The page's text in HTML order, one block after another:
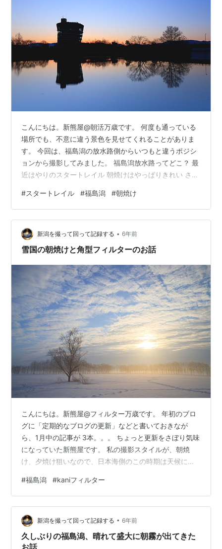
こんにちは。新熊屋@朝活万歳です。 何度も通っている
場所でも、不意に違う景色を見せてくれることがありま
す。 今回は、福島潟の放水路側からいつもと違うポジシ
ョンから撮影してみました。 福島潟放水路ってどこ？ 最
近はやりのスタートレイル 朝焼けはやっぱりきれい さい
つもは潟来亭のほうで撮影していますが、今回は、ビュ
ー福島潟の裏手にある福島潟放水路から朝焼けを撮影し
ました。 福島潟放水路ってどこ？ 最近はやりのスタート
レイル 朝焼けはやっぱりきれい さいごに 最近はやりの
スタートレイル この日は天気がよく雲が出ていなかった
#スタートレイル #福島潟 #朝焼け
新潟を撮って回って記録する • 6年前
雪国の朝焼けと角型フィルターのお話
こんにちは。新熊屋@フィルター万歳です。 年初のブロ
グに「定期的なブログの更新」などと書いておきなが
ら、1月中の記事が 3本。。。 ちょっと更新をさぼり気味
になっていた新熊屋です。 私の撮影スタイルが、朝焼
け、夕焼け狙いなので、日本海側のこの時期は天候に恵
め、記事も少な目になっているのですが。。。 今回は、
いい天気になった福島潟と、去年購入したKANI製角型フ
ィルター「Dual Purpose GND filter 0.75」のお話です。
福島潟ってどこ？ 今日は撮ってもいい天気 KANI Dual
Purpose GND filter 0.7…
#福島潟 #kaniフィルター
新潟を撮って回って記録する • 6年前
久しぶりの福島潟、晴れて盛大に朝霧が出てきた
お話